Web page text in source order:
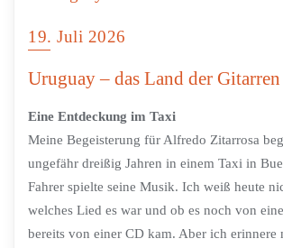
19. Juli 2026
Uruguay – das Land der Gitarren
Eine Entdeckung im Taxi
Meine Begeisterung für Alfredo Zitarrosa
ungefähr dreißig Jahren in einem Taxi in
Fahrer spielte seine Musik. Ich weiß heute
welches Lied es war und ob es noch von
bereits von einer CD kam. Aber ich erinnere